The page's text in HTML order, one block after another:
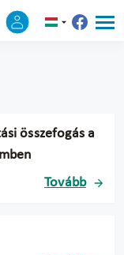
összefogás a
Tovább